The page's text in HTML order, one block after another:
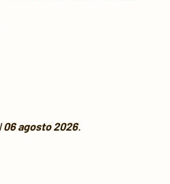
06 agosto 2026.